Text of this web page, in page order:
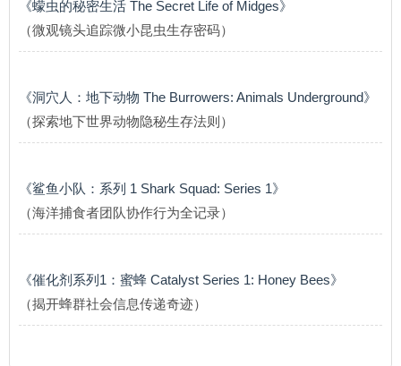
《蠓虫的秘密生活 The Secret Life of Midges》
（微观镜头追踪微小昆虫生存密码）
《洞穴人：地下动物 The Burrowers: Animals Underground》
（探索地下世界动物隐秘生存法则）
《鲨鱼小队：系列 1 Shark Squad: Series 1》
（海洋捕食者团队协作行为全记录）
《催化剂系列1：蜜蜂 Catalyst Series 1: Honey Bees》
（揭开蜂群社会信息传递奇迹）